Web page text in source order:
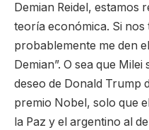
Demian Reidel, estamos
teoría económica. Si nos
probablemente me den
Demian”. O sea que
deseo de Donald Trump
premio Nobel, solo que
la Paz y el argentino al